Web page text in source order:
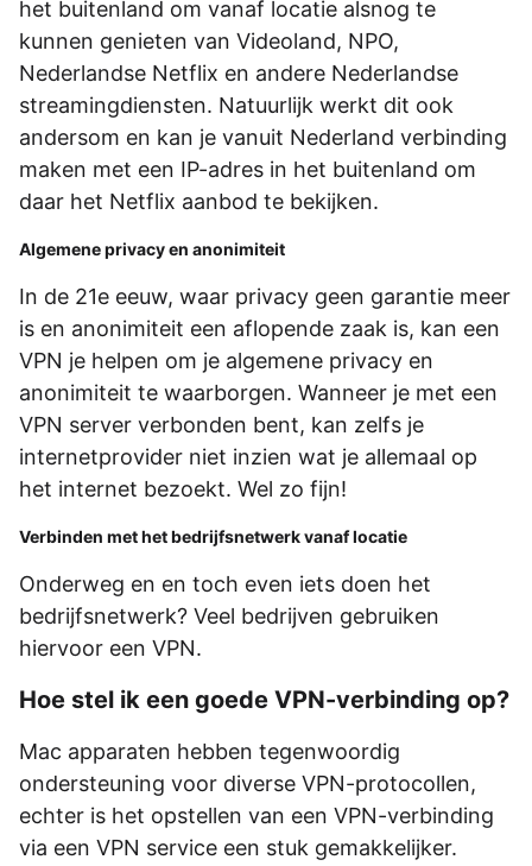
het buitenland om vanaf locatie alsnog te
kunnen genieten van Videoland, NPO,
Nederlandse Netflix en andere Nederlandse
streamingdiensten. Natuurlijk werkt dit ook
andersom en kan je vanuit Nederland verbinding
maken met een IP-adres in het buitenland om
daar het Netflix aanbod te bekijken.
Algemene privacy en anonimiteit
In de 21e eeuw, waar privacy geen garantie meer
is en anonimiteit een aflopende zaak is, kan een
VPN je helpen om je algemene privacy en
anonimiteit te waarborgen. Wanneer je met een
VPN server verbonden bent, kan zelfs je
internetprovider niet inzien wat je allemaal op
het internet bezoekt. Wel zo fijn!
Verbinden met het bedrijfsnetwerk vanaf locatie
Onderweg en en toch even iets doen het
bedrijfsnetwerk? Veel bedrijven gebruiken
hiervoor een VPN.
Hoe stel ik een goede VPN-verbinding op?
Mac apparaten hebben tegenwoordig
ondersteuning voor diverse VPN-protocollen,
echter is het opstellen van een VPN-verbinding
via een VPN service een stuk gemakkelijker.